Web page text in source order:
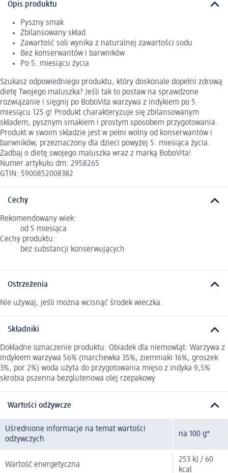
Opis produktu
Pyszny smak
Zbilansowany skład
Zawartość soli wynika z naturalnej zawartości sodu
Bez konserwantów i barwników
Po 5. miesiącu życia
Szukasz odpowiedniego produktu, który doskonale dopełni zdrową
dietę Twojego maluszka? Jeśli tak to postaw na sprawdzone
rozwiązanie i sięgnij po BoboVita warzywa z indykiem po 5.
miesiącu 125 g! Produkt charakteryzuje się zbilansowanym
składem, pysznym smakiem i prostym sposobem przygotowania.
Produkt w swoim składzie jest w pełni wolny od konserwantów i
barwników, przeznaczony dla dzieci powyżej 5. miesiąca życia.
Zadbaj o dietę swojego maluszka wraz z marką BoboVita!
Numer artykułu dm: 2958265
GTIN: 5900852008382
Cechy
Rekomendowany wiek:
od 5 miesiąca
Cechy produktu:
bez substancji konserwujących
Ostrzeżenia
Nie używaj, jeśli można wcisnąć środek wieczka.
Składniki
Dokładne oznaczenie produktu: Obiadek dla niemowląt: Warzywa z
indykiem warzywa 56% (marchewka 35%, ziemniaki 16%, groszek
3%, por 2%) woda użyta do przygotowania mięso z indyka 9,5%
skrobia pszenna bezglutenowa olej rzepakowy
Wartości odżywcze
Uśrednione informacje na temat wartości
odżywczych
na 100 g*
Wartość energetyczna
253 kJ / 60
kcal